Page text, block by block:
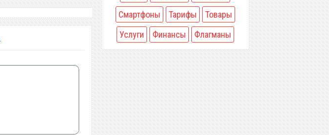
.
Смартфоны
Тарифы
Товары
Услуги
Финансы Флагманы